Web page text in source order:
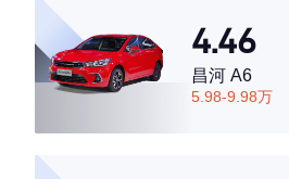
4.46
昌河 A6
5.98-9.98万